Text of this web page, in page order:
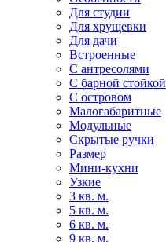
Для студии
Для хрущевки
Для дачи
Встроенные
С антресолями
С барной стойкой
С островом
Малогабаритные
Модульные
Скрытые ручки
Размер
Мини-кухни
Узкие
3 кв. м.
5 кв. м.
6 кв. м.
9 кв. м.